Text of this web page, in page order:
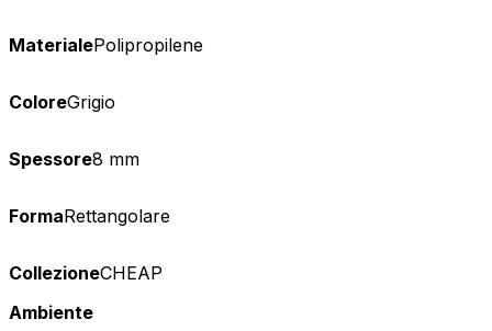
MaterialePolipropilene
ColoreGrigio
Spessore8 mm
FormaRettangolare
CollezioneCHEAP
Ambiente